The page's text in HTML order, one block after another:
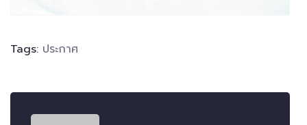
Tags: ประกาศ